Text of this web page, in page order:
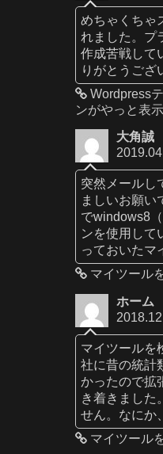
めちゃくちゃ
れました。プ
作成苦戦して
りがとうござ
Wordpress
ンがやっと表
大角誠
突然メールし
ましいお願い
でwindows8
ンを使用して
っておいたマ
マイツール
ホーム
マイツールを
社に昔の統計
かったので拡
き着きました
せん。なにか
マイツール